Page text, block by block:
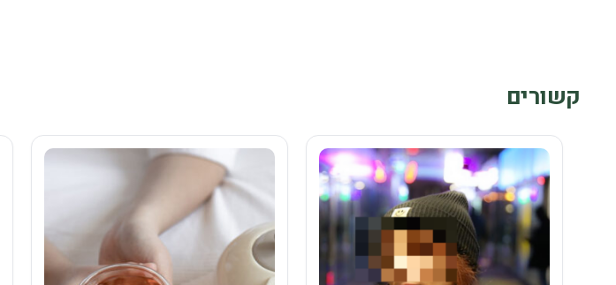
קשורים